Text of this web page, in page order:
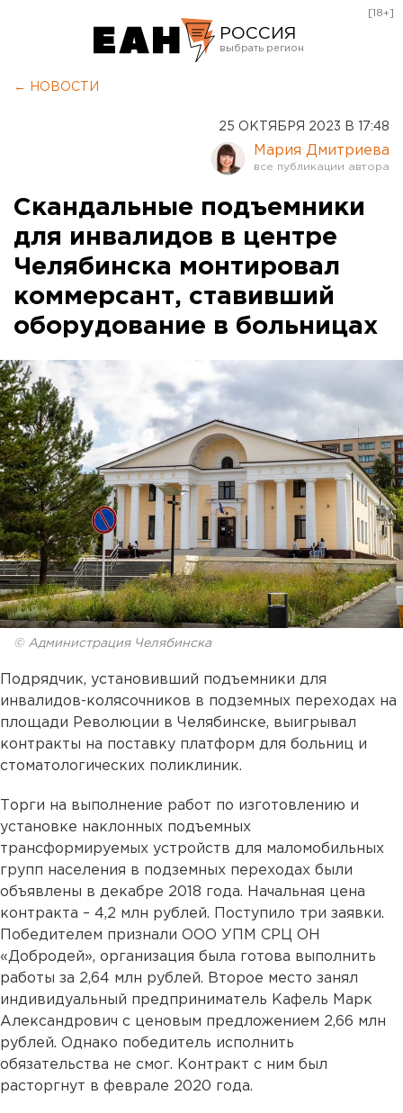
РОССИЯ
Курган
Оренбург
[18+]
← НОВОСТИ
25 ОКТЯБРЯ 2023 В 17:48
Мария Дмитриева
Скандальные подъемники
для инвалидов в центре
Челябинска монтировал
коммерсант, ставивший
оборудование в больницах
© Администрация Челябинска
Подрядчик, установивший подъемники для
инвалидов-колясочников в подземных переходах на
площади Революции в Челябинске, выигрывал
контракты на поставку платформ для больниц и
стоматологических поликлиник.
Торги на выполнение работ по изготовлению и
установке наклонных подъемных
трансформируемых устройств для маломобильных
групп населения в подземных переходах были
объявлены в декабре 2018 года. Начальная цена
контракта – 4,2 млн рублей. Поступило три заявки.
Победителем признали ООО УПМ СРЦ ОН
«Добродей», организация была готова выполнить
работы за 2,64 млн рублей. Второе место занял
индивидуальный предприниматель Кафель Марк
Александрович с ценовым предложением 2,66 млн
рублей. Однако победитель исполнить
обязательства не смог. Контракт с ним был
расторгнут в феврале 2020 года.